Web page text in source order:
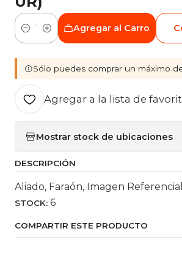
Cantidad
Agregar al Carro
Sólo puedes comprar un máximo
Agregar a la lista de
Mostrar stock de ubicaciones
DESCRIPCIÓN
Aliado, Faraón, Imagen Referencial
STOCK: 6
COMPARTIR ESTE PRODUCTO